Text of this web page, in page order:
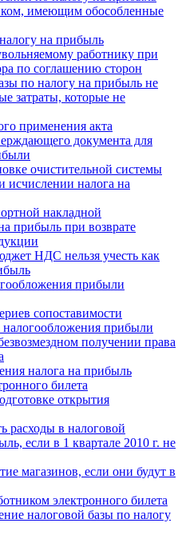
имеющим обособленные
на прибыль
работнику при
по соглашению сторон
по налогу на прибыль не
затраты, которые не
применения акта
документа для
очистительной системы
исчислении налога на
накладной
прибыль при возврате
НДС нельзя учесть как
прибыли
сопоставимости
налогообложения прибыли
получении права
налога на прибыль
билета
открытия
расходы в налоговой
если в 1 квартале 2010 г. не
магазинов, если они будут в
электронного билета
налоговой базы по налогу